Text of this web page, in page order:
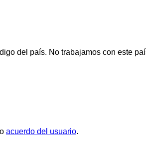
del país. No trabajamos con este
acuerdo del usuario.